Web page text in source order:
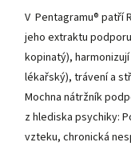
V Pentagramu® patří
jeho extraktu
kopinatý),
lékařský), trávení a
Mochna nátržník
z hlediska psychiky:
vzteku, chronická